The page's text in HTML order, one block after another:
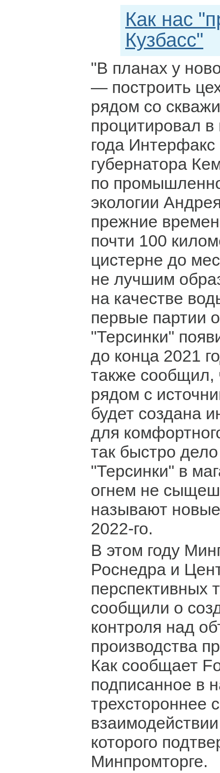
Как нас
Кузбасс"
"В планах у
— построить
рядом со
процитировал
года Интерфакс
губернатора
по
экологии
прежние
почти 100
цистерне до
не лучшим
на качестве
первые партии
"Терсинки"
до конца 2021
также сообщил,
рядом с
будет создана
для
так быстро
"Терсинки" в
огнем не
называют
2022-го.
В этом году
Роснедра и
перспективных
сообщили о
контроля над
производства
Как сообщает
подписанное в
трехстороннее
которого
Минпромторге.